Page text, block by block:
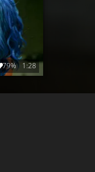
79% 1:28